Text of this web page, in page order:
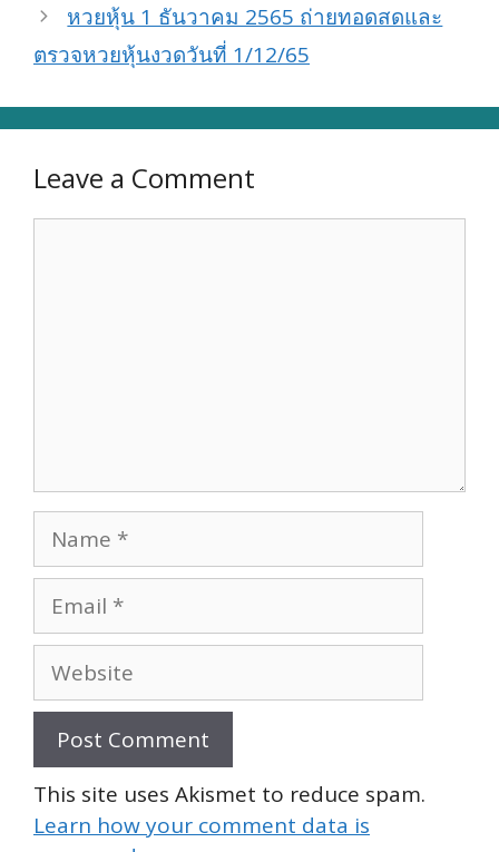
หวยหุ้น 1 ธันวาคม 2565 ถ่ายทอดสดและ
ตรวจหวยหุ้นงวดวันที่ 1/12/65
Leave a Comment
Name
Email
Website
This site uses Akismet to reduce spam.
Learn how your comment data is